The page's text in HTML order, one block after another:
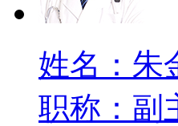
姓名：朱
职称：副